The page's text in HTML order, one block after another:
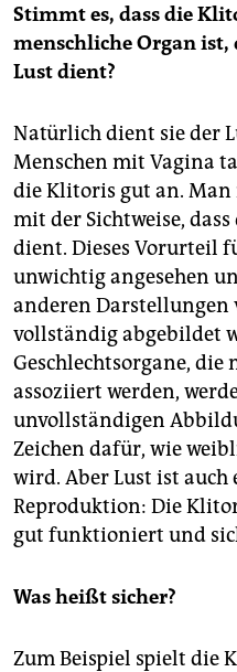
Stimmt es, dass die
menschliche Organ
Lust dient?
Natürlich dient sie der
Menschen mit Vagina
die Klitoris gut an. Man
mit der Sichtweise,
dient. Dieses Vorurteil
unwichtig angesehen
anderen
vollständig abgebildet
Geschlechtsorgane,
assoziiert werden,
unvollständigen
Zeichen dafür, wie
wird. Aber Lust ist auch
Reproduktion: Die
gut funktioniert und
Was heißt sicher?
Zum Beispiel spielt die